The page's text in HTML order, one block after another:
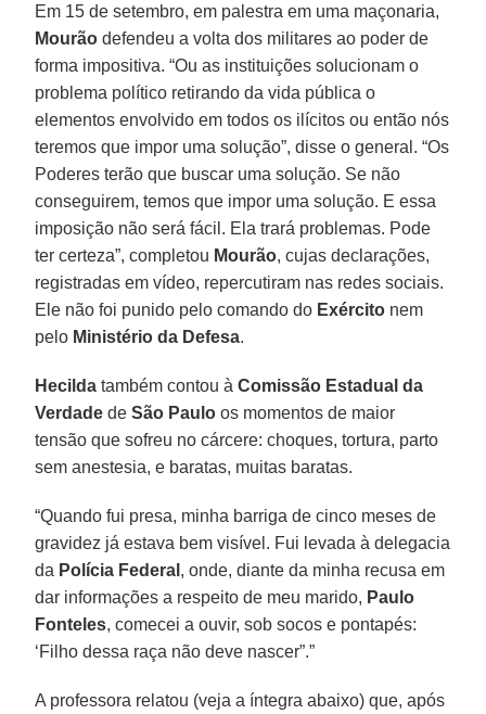
Em 15 de setembro, em palestra em uma maçonaria,
Mourão defendeu a volta dos militares ao poder de
forma impositiva. “Ou as instituições solucionam o
problema político retirando da vida pública o
elementos envolvido em todos os ilícitos ou então nós
teremos que impor uma solução”, disse o general. “Os
Poderes terão que buscar uma solução. Se não
conseguirem, temos que impor uma solução. E essa
imposição não será fácil. Ela trará problemas. Pode
ter certeza”, completou Mourão, cujas declarações,
registradas em vídeo, repercutiram nas redes sociais.
Ele não foi punido pelo comando do Exército nem
pelo Ministério da Defesa.
Hecilda também contou àComissão Estadual da
Verdade deSão Paulo os momentos de maior
tensão que sofreu no cárcere: choques, tortura, parto
sem anestesia, e baratas, muitas baratas.
“Quando fui presa, minha barriga de cinco meses de
gravidez já estava bem visível. Fui levada à delegacia
da Polícia Federal , onde, diante da minha recusa em
dar informações a respeito de meu marido, Paulo
Fonteles, comecei a ouvir, sob socos e pontapés:
‘Filho dessa raça não deve nascer”.”
A professora relatou (veja a íntegra abaixo) que, após